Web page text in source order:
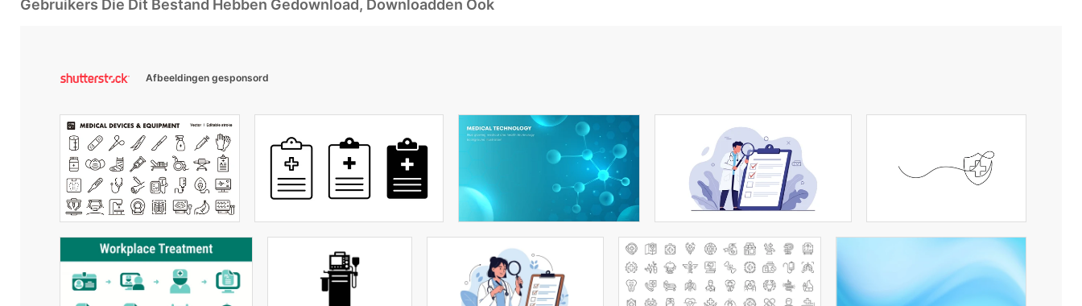
Gebruikers Die Dit Bestand Hebben Gedownload, Downloadden Ook
Afbeeldingen gesponsord